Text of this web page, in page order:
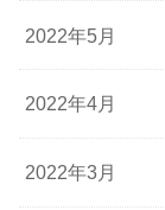
2022年5月
2022年4月
2022年3月